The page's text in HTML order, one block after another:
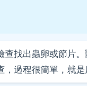
找出蟲卵或節片
過程很簡單，就是